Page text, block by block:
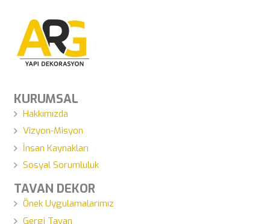
KURUMSAL
Hakkımızda
Vizyon-Misyon
İnsan Kaynakları
Sosyal Sorumluluk
TAVAN DEKOR
Önek Uygulamalarımız
Gergi Tavan